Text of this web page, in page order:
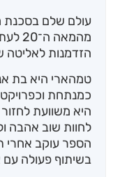
עולם שלם בסכנת
הזדמנות
טמהארי היא בת
כמנתחת
היא משוועת
לחוות שוב אהבה
הספר עוקב אחרי
בשיתוף פעולה עם